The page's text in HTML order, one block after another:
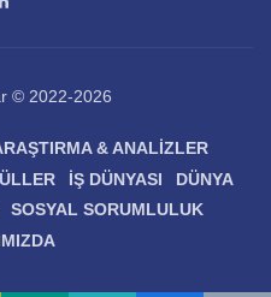
© 2022-2026
& ANALIZLER
İŞ DÜNYASI
DÜNYA
SOSYAL SORUMLULUK